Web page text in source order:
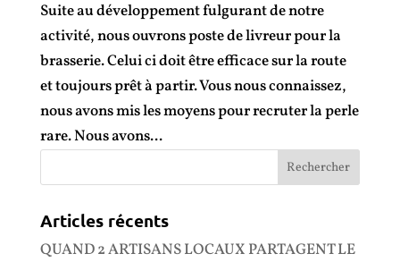
Suite au développement fulgurant de notre
activité, nous ouvrons poste de livreur pour la
brasserie. Celui ci doit être efficace sur la route
et toujours prêt à partir. Vous nous connaissez,
nous avons mis les moyens pour recruter la perle
rare. Nous avons...
Articles récents
QUAND 2 ARTISANS LOCAUX PARTAGENT LE